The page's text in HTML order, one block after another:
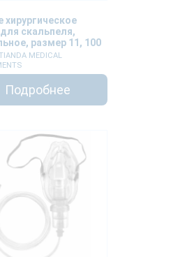
хирургическое
скальпеля,
размер 11, 100
MEDICAL
Подробнее